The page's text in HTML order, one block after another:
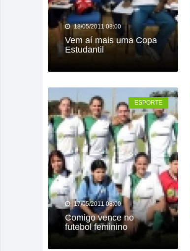
18/05/2011 08:00
Vem aí mais uma Copa
Estudantil
ESPORTE
17/05/2011 08:00
Comigo vence no
futebol feminino